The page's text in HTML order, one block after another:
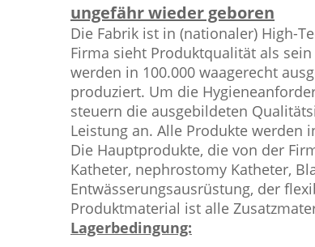
ungefähr wieder geboren
Die Fabrik ist in (nationaler) High-
Firma sieht Produktqualität als
werden in 100.000 waagerecht
produziert. Um die
steuern die ausgebildeten
Leistung an. Alle Produkte
Die Hauptprodukte, die von der
Katheter, nephrostomy Katheter,
Entwässerungsausrüstung, der
Produktmaterial ist alle
Lagerbedingung: